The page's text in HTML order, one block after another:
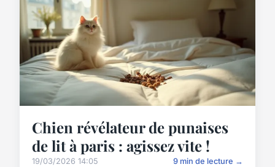
Chien révélateur de punaises
de lit à paris : agissez vite !
19/03/2026 14:05 9 min de lecture →